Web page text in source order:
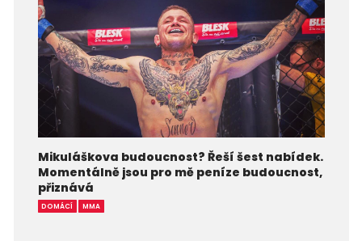
Mikuláškova budoucnost? Řeší šest nabídek.
Momentálně jsou pro mě peníze budoucnost,
přiznává
DOMÁCÍ MMA